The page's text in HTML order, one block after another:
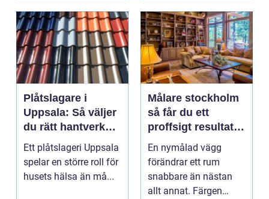
Plåtslagare i
Uppsala: Så väljer
du rätt hantverkare
för tak och fasad
Ett plåtslageri Uppsala
spelar en större roll för
husets hälsa än må...
Målare stockholm
så får du ett
proffsigt resultat
hemma
En nymålad vägg
förändrar ett rum
snabbare än nästan
allt annat. Färgen